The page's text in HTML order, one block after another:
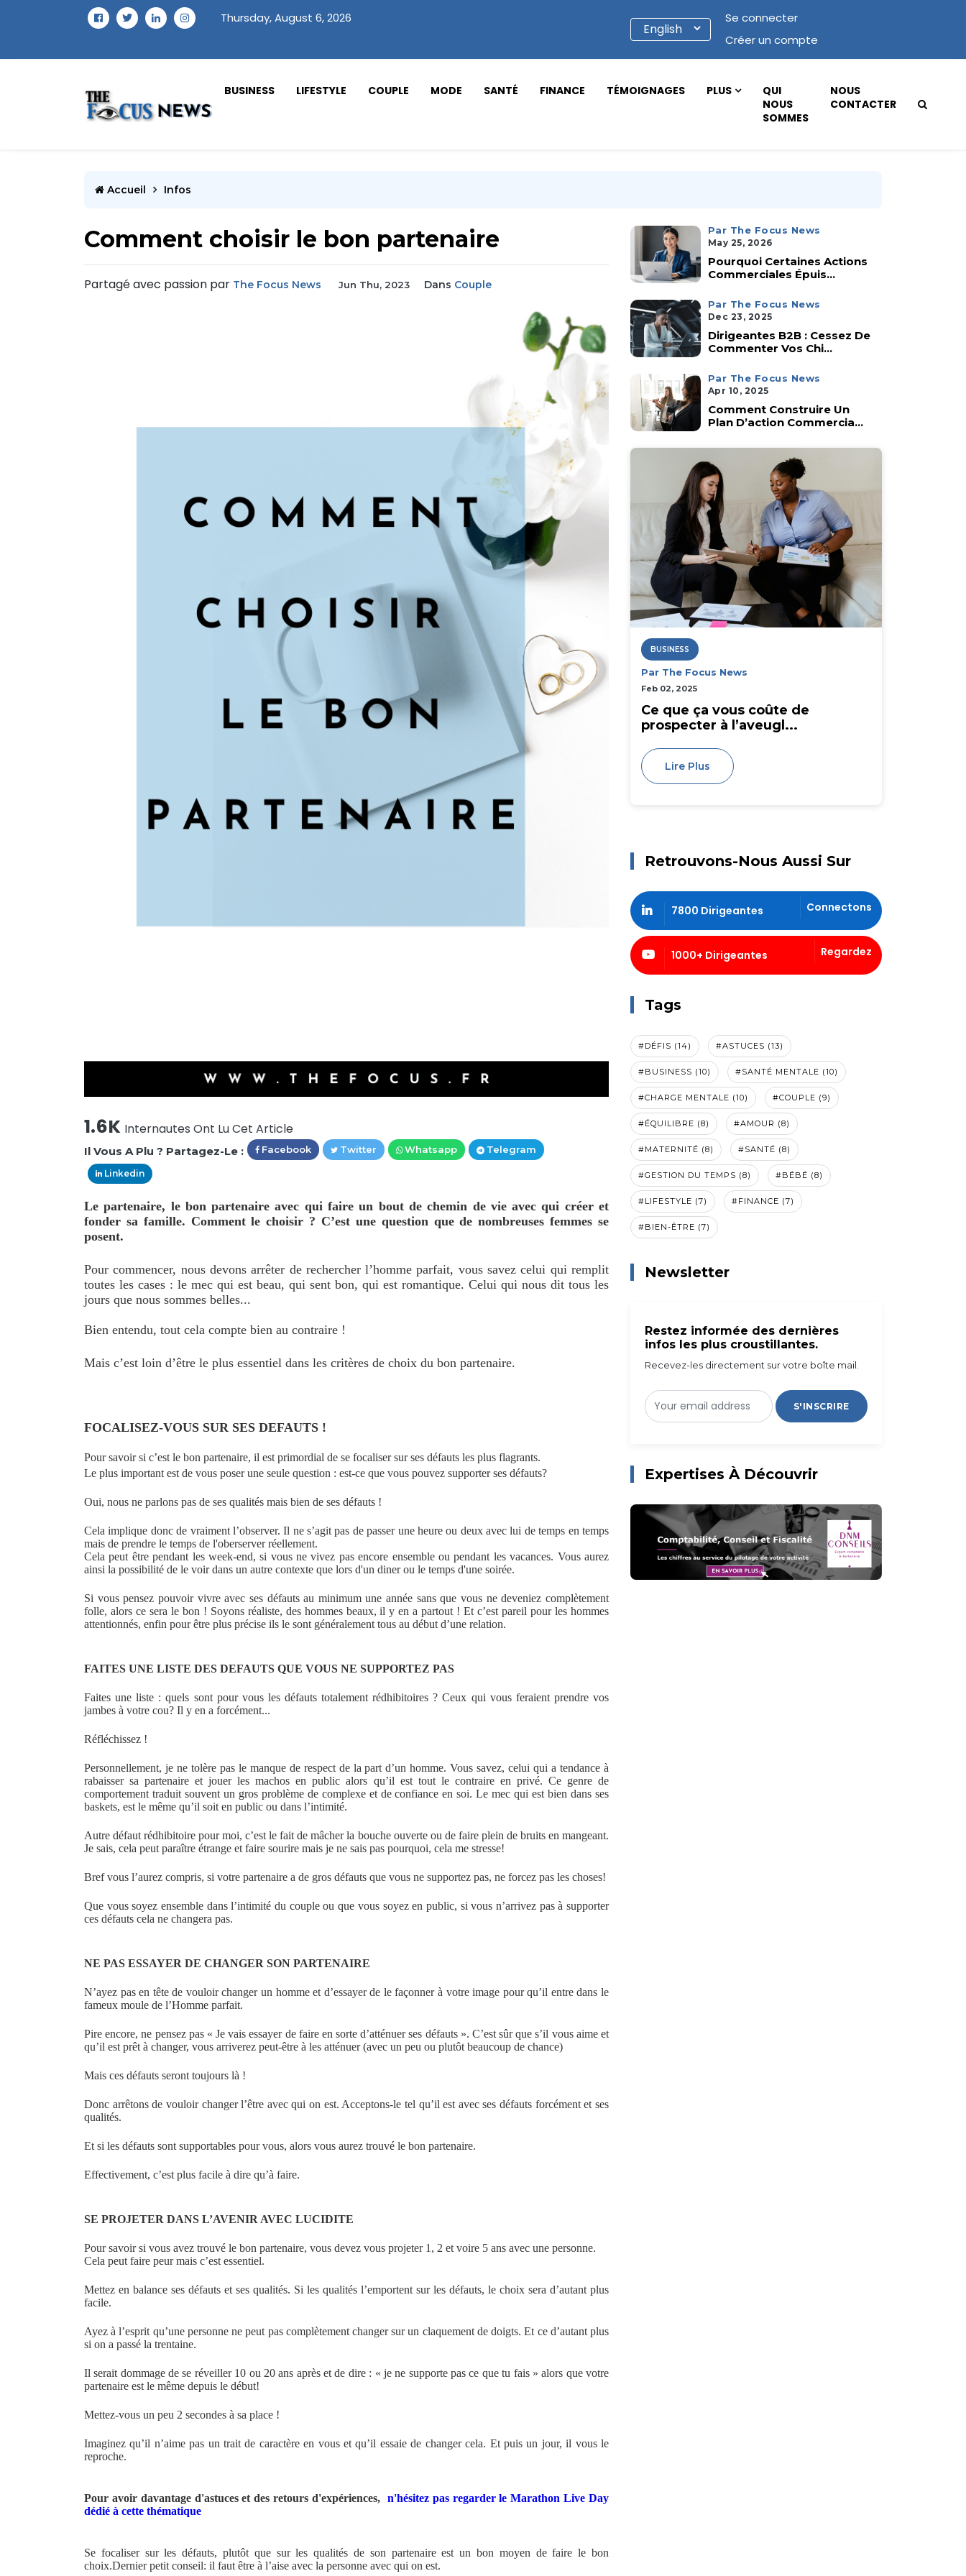
Thursday, August 6, 2026
Se connecter
Créer un compte
BUSINESS LIFESTYLE COUPLE MODE SANTÉ FINANCE TÉMOIGNAGES PLUS
QUI
NOUS
SOMMES
NOUS
CONTACTER
Accueil Infos
Comment choisir le bon partenaire
Partagé avec passion par The Focus News Jun Thu, 2023 Dans Couple
1.6K Internautes Ont Lu Cet Article
Il Vous A Plu ? Partagez-Le : Facebook Twitter Whatsapp Telegram
Linkedin
Le partenaire, le bon partenaire avec qui faire un bout de chemin de vie avec qui créer et
fonder sa famille. Comment le choisir ? C’est une question que de nombreuses femmes se
posent.
Pour commencer, nous devons arrêter de rechercher l’homme parfait, vous savez celui qui remplit
toutes les cases : le mec qui est beau, qui sent bon, qui est romantique. Celui qui nous dit tous les
jours que nous sommes belles...
Bien entendu, tout cela compte bien au contraire !
Mais c’est loin d’être le plus essentiel dans les critères de choix du bon partenaire.
FOCALISEZ-VOUS SUR SES DEFAUTS !
Pour savoir si c’est le bon partenaire, il est primordial de se focaliser sur ses défauts les plus flagrants.
Le plus important est de vous poser une seule question : est-ce que vous pouvez supporter ses défauts?
Oui, nous ne parlons pas de ses qualités mais bien de ses défauts !
Cela implique donc de vraiment l’observer. Il ne s’agit pas de passer une heure ou deux avec lui de temps en temps
mais de prendre le temps de l'oberserver réellement.
Cela peut être pendant les week-end, si vous ne vivez pas encore ensemble ou pendant les vacances. Vous aurez
ainsi la possibilité de le voir dans un autre contexte que lors d'un diner ou le temps d'une soirée.
Si vous pensez pouvoir vivre avec ses défauts au minimum une année sans que vous ne deveniez complètement
folle, alors ce sera le bon ! Soyons réaliste, des hommes beaux, il y en a partout ! Et c’est pareil pour les hommes
attentionnés, enfin pour être plus précise ils le sont généralement tous au début d’une relation.
FAITES UNE LISTE DES DEFAUTS QUE VOUS NE SUPPORTEZ PAS
Faites une liste : quels sont pour vous les défauts totalement rédhibitoires ? Ceux qui vous feraient prendre vos
jambes à votre cou? Il y en a forcément...
Réfléchissez !
Personnellement, je ne tolère pas le manque de respect de la part d’un homme. Vous savez, celui qui a tendance à
rabaisser sa partenaire et jouer les machos en public alors qu’il est tout le contraire en privé. Ce genre de
comportement traduit souvent un gros problème de complexe et de confiance en soi. Le mec qui est bien dans ses
baskets, est le même qu’il soit en public ou dans l’intimité.
Autre défaut rédhibitoire pour moi, c’est le fait de mâcher la bouche ouverte ou de faire plein de bruits en mangeant.
Je sais, cela peut paraître étrange et faire sourire mais je ne sais pas pourquoi, cela me stresse!
Bref vous l’aurez compris, si votre partenaire a de gros défauts que vous ne supportez pas, ne forcez pas les choses!
Que vous soyez ensemble dans l’intimité du couple ou que vous soyez en public, si vous n’arrivez pas à supporter
ces défauts cela ne changera pas.
NE PAS ESSAYER DE CHANGER SON PARTENAIRE
N’ayez pas en tête de vouloir changer un homme et d’essayer de le façonner à votre image pour qu’il entre dans le
fameux moule de l’Homme parfait.
Pire encore, ne pensez pas « Je vais essayer de faire en sorte d’atténuer ses défauts ». C’est sûr que s’il vous aime et
qu’il est prêt à changer, vous arriverez peut-être à les atténuer (avec un peu ou plutôt beaucoup de chance)
Mais ces défauts seront toujours là !
Donc arrêtons de vouloir changer l’être avec qui on est. Acceptons-le tel qu’il est avec ses défauts forcément et ses
qualités.
Et si les défauts sont supportables pour vous, alors vous aurez trouvé le bon partenaire.
Effectivement, c’est plus facile à dire qu’à faire.
SE PROJETER DANS L’AVENIR AVEC LUCIDITE
Pour savoir si vous avez trouvé le bon partenaire, vous devez vous projeter 1, 2 et voire 5 ans avec une personne.
Cela peut faire peur mais c’est essentiel.
Mettez en balance ses défauts et ses qualités. Si les qualités l’emportent sur les défauts, le choix sera d’autant plus
facile.
Ayez à l’esprit qu’une personne ne peut pas complètement changer sur un claquement de doigts. Et ce d’autant plus
si on a passé la trentaine.
Il serait dommage de se réveiller 10 ou 20 ans après et de dire : « je ne supporte pas ce que tu fais » alors que votre
partenaire est le même depuis le début!
Mettez-vous un peu 2 secondes à sa place !
Imaginez qu’il n’aime pas un trait de caractère en vous et qu’il essaie de changer cela. Et puis un jour, il vous le
reproche.
Pour avoir davantage d'astuces et des retours d'expériences, n'hésitez pas regarder le Marathon Live Day
dédié à cette thématique
Se focaliser sur les défauts, plutôt que sur les qualités de son partenaire est un bon moyen de faire le bon
choix.Dernier petit conseil: il faut être à l’aise avec la personne avec qui on est.
Par The Focus News
May 25, 2026
Pourquoi Certaines Actions
Commerciales Épuis...
Par The Focus News
Dec 23, 2025
Dirigeantes B2B : Cessez De
Commenter Vos Chi...
Par The Focus News
Apr 10, 2025
Comment Construire Un
Plan D’action Commercia...
BUSINESS
Par The Focus News
Feb 02, 2025
Ce que ça vous coûte de
prospecter à l’aveugl...
Lire Plus
Retrouvons-Nous Aussi Sur
7800 Dirigeantes Connectons
1000+ Dirigeantes Regardez
Tags
#DÉFIS (14) #ASTUCES (13)
#BUSINESS (10) #SANTÉ MENTALE (10)
#CHARGE MENTALE (10) #COUPLE (9)
#ÉQUILIBRE (8) #AMOUR (8)
#MATERNITÉ (8) #SANTÉ (8)
#GESTION DU TEMPS (8) #BÉBÉ (8)
#LIFESTYLE (7) #FINANCE (7)
#BIEN-ÊTRE (7)
Newsletter
Restez informée des dernières
infos les plus croustillantes.
Recevez-les directement sur votre boîte mail.
S'INSCRIRE
Expertises À Découvrir